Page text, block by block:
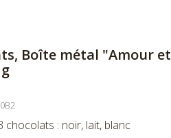
Boîte métal "Amour et
chocolats : noir, lait, blanc